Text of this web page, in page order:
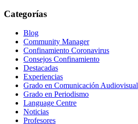
Categorías
Blog
Community Manager
Confinamiento Coronavirus
Consejos Confinamiento
Destacadas
Experiencias
Grado en Comunicación Audiovisual
Grado en Periodismo
Language Centre
Noticias
Profesores